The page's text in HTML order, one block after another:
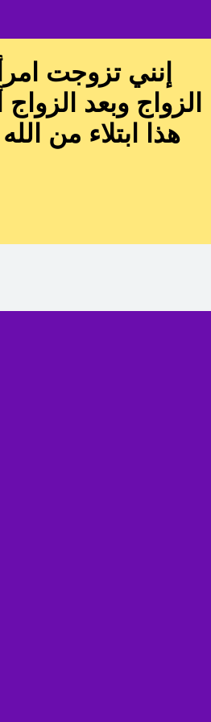
إنني تزوجت
الزواج وبعد
هذا ابتلاء من